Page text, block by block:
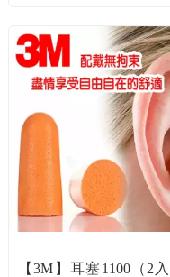
【3M】耳塞1100（2